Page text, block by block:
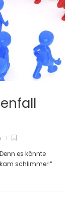
es könnte
schlimmer!“